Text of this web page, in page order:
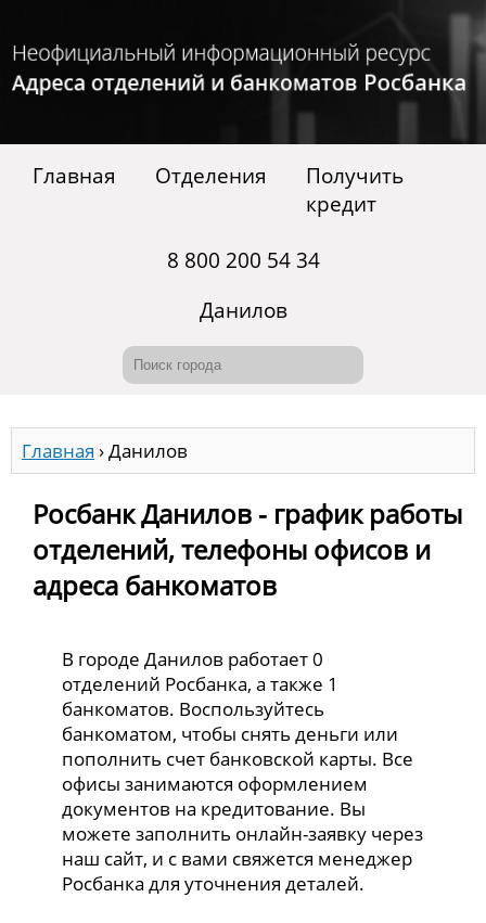
Главная Отделения
Получить
кредит
8 800 200 54 34
Данилов
Главная ›Данилов
Росбанк Данилов - график работы
отделений, телефоны офисов и
адреса банкоматов
В городе Данилов работает 0
отделений Росбанка, а также 1
банкоматов. Воспользуйтесь
банкоматом, чтобы снять деньги или
пополнить счет банковской карты. Все
офисы занимаются оформлением
документов на кредитование. Вы
можете заполнить онлайн-заявку через
наш сайт, и с вами свяжется менеджер
Росбанка для уточнения деталей.